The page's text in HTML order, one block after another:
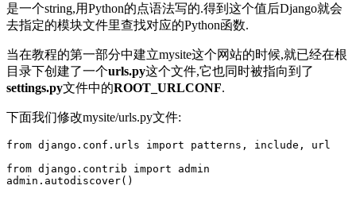
是一个string,用Python的点语法写的.得到这个值后Django就会
去指定的模块文件里查找对应的Python函数.
当在教程的第一部分中建立mysite这个网站的时候,就已经在根
目录下创建了一个urls.py这个文件,它也同时被指向到了
settings.py文件中的ROOT_URLCONF.
下面我们修改mysite/urls.py文件:
from django.conf.urls import patterns, include, url
from django.contrib import admin
admin.autodiscover()